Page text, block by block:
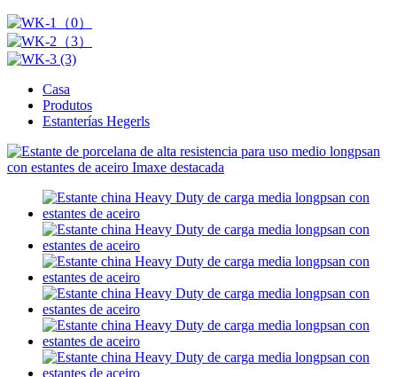
Casa
Produtos
Estanterías Hegerls